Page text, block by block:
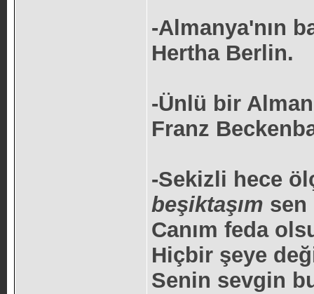
-Almanya'nın
Hertha Berlin.
-Ünlü bir Alman
Franz
-Sekizli hece
beşiktaşım sen
Canım feda
Hiçbir şeye
Senin sevgin